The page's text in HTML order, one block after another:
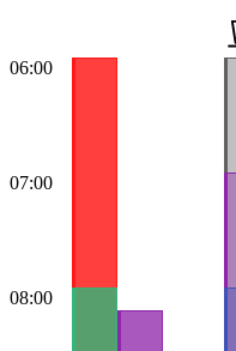
06:00
07:00
08:00